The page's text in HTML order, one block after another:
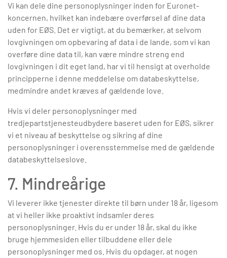
Vi kan dele dine personoplysninger inden for Euronet-
koncernen, hvilket kan indebære overførsel af dine data
uden for EØS. Det er vigtigt, at du bemærker, at selvom
lovgivningen om opbevaring af data i de lande, som vi kan
overføre dine data til, kan være mindre streng end
lovgivningen i dit eget land, har vi til hensigt at overholde
principperne i denne meddelelse om databeskyttelse,
medmindre andet kræves af gældende love.
Hvis vi deler personoplysninger med
tredjepartstjenesteudbydere baseret uden for EØS, sikrer
vi et niveau af beskyttelse og sikring af dine
personoplysninger i overensstemmelse med de gældende
databeskyttelseslove.
7. Mindreårige
Vi leverer ikke tjenester direkte til børn under 18 år, ligesom
at vi heller ikke proaktivt indsamler deres
personoplysninger. Hvis du er under 18 år, skal du ikke
bruge hjemmesiden eller tilbuddene eller dele
personoplysninger med os. Hvis du opdager, at nogen